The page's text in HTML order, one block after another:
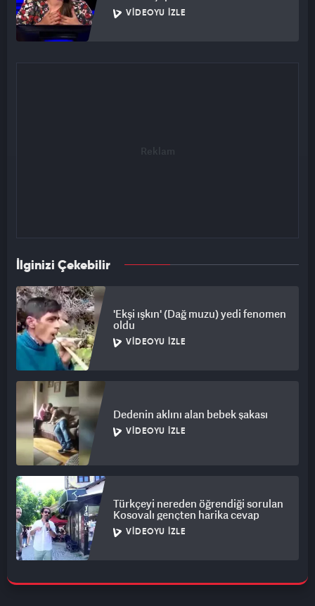
VIDEOYU İZLE
İlginizi Çekebilir
'Ekşi ışkın' (Dağ muzu) yedi fenomen
oldu
VIDEOYU İZLE
Dedenin aklını alan bebek şakası
VIDEOYU İZLE
Türkçeyi nereden öğrendiği sorulan
Kosovalı gençten harika cevap
VIDEOYU İZLE